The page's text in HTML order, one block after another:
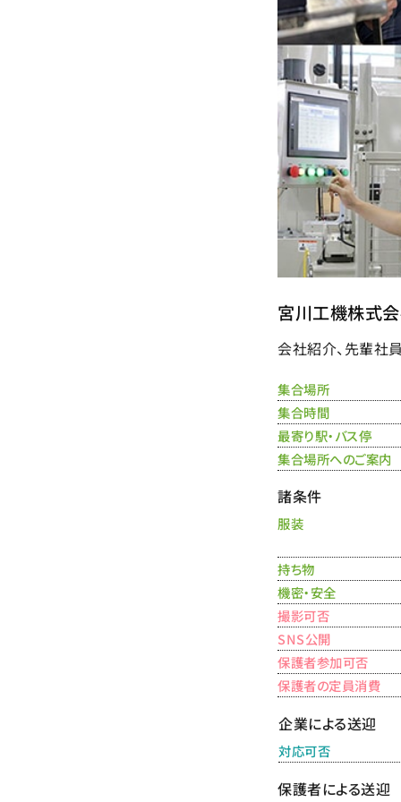
宮川工機株式
会社紹介、先輩社
集合場所
集合時間
最寄り駅・バス停
集合場所へのご案内
諸条件
服装
持ち物
機密・安全
撮影可否
SNS公開
保護者参加可否
保護者の定員消費
企業による送迎
対応可否
保護者による送迎